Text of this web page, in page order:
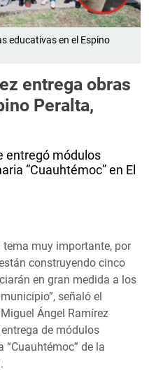
educativas en el Espino
entrega obras
Peralta,
entregó módulos
“Cuauhtémoc” en El
tema muy importante, por
construyendo cinco
en gran medida a los
señaló el
Ángel Ramírez
de módulos
de la